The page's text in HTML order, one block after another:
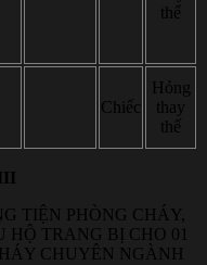
thế
Chiếc
Hỏng
thay
thế
TIỆN PHÒNG CHÁY,
TRANG BỊ CHO 01
CHUYÊN NGÀNH